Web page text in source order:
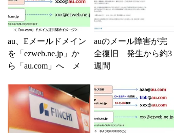
au、Eメールドメイン
を「ezweb.ne.jp」か
ら「au.com」へ メ
ーアル
auのメール障害が完
全復旧 発生から約3
週間